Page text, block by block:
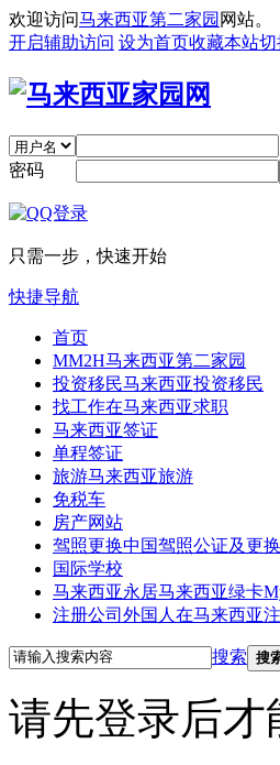
欢迎访问马来西亚第二家园 网站。
开启辅助访问 设为首页收藏本站切
密码
只需一步，快速开始
快捷导航
首页
MM2H马来西亚第二家园
投资移民马来西亚投资移民
找工作在马来西亚求职
马来西亚签证
单程签证
旅游马来西亚旅游
免税车
房产网站
驾照更换中国驾照公证及更
国际学校
马来西亚永居马来西亚绿卡
注册公司 外国人在马来西亚
搜索 搜
请先登录后才